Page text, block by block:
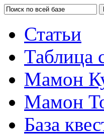
Статьи
Таблица
Мамон
Мамон
База